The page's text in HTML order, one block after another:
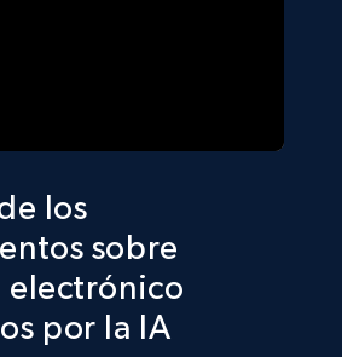
los
sobre
electrónico
por la IA